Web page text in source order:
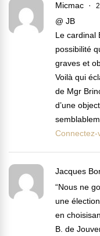
Micmac
@ JB
Le cardinal
possibilité
graves et
Voilà qui
de Mgr
d’une
Jacques
“Nous ne
une
en
B. de